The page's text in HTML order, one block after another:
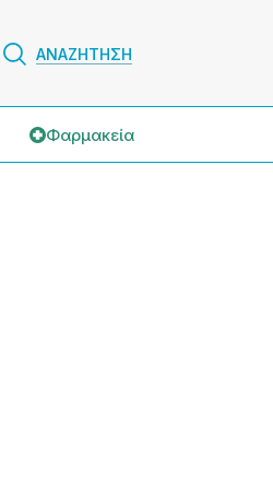
ΑΝΑΖΗΤΗΣΗ
Φαρμακεία